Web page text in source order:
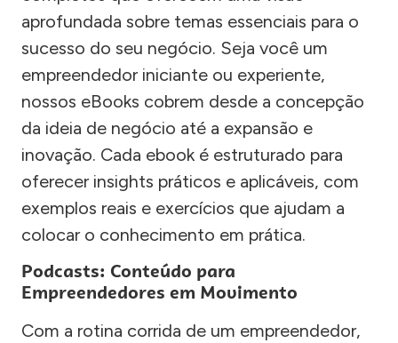
aprofundada sobre temas essenciais para o
sucesso do seu negócio. Seja você um
empreendedor iniciante ou experiente,
nossos eBooks cobrem desde a concepção
da ideia de negócio até a expansão e
inovação. Cada ebook é estruturado para
oferecer insights práticos e aplicáveis, com
exemplos reais e exercícios que ajudam a
colocar o conhecimento em prática.
Podcasts: Conteúdo para
Empreendedores em Movimento
Com a rotina corrida de um empreendedor,